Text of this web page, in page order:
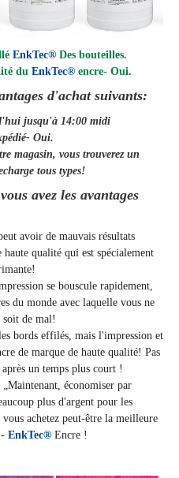
EnkTec® Des bouteilles.
du EnkTec®encre- Oui.
d'achat suivants:
jusqu'à 14:00 midi
- Oui.
magasin, vous trouverez un
tous types!
avez les avantages
avoir de mauvais résultats
qualité qui est spécialement
se bouscule rapidement,
du monde avec laquelle vous ne
soit de mal!
bords effilés, mais l'impression et
de marque de haute qualité! Pas
un temps plus court !
économiser par
plus d'argent pour les
achetez peut-être la meilleure
EnkTec® Encre !